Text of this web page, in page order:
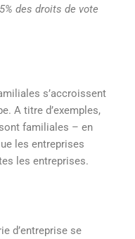
des droits de vote
s’accroissent
A titre d’exemples,
familiales – en
les entreprises
les entreprises.
d’entreprise se